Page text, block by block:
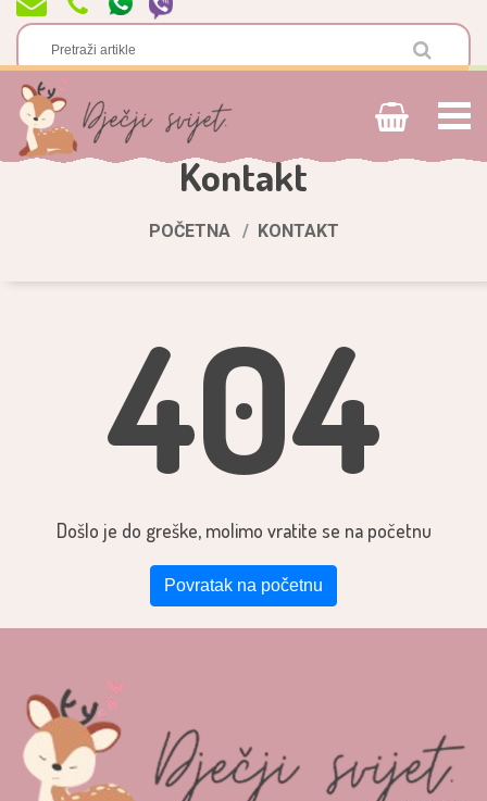
Kontakt
POČETNA KONTAKT
404
Došlo je do greške, molimo vratite se na početnu
Povratak na početnu